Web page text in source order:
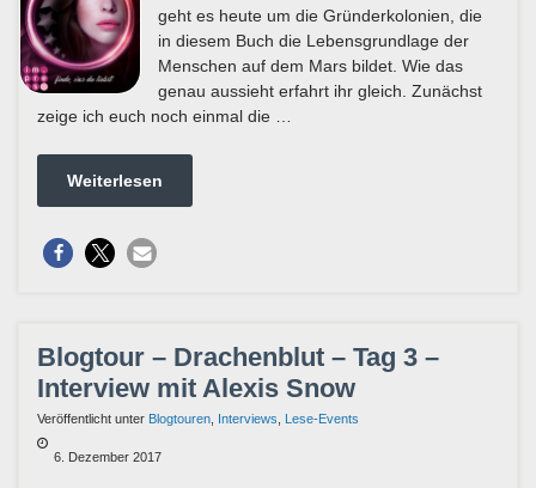
geht es heute um die Gründerkolonien, die
in diesem Buch die Lebensgrundlage der
Menschen auf dem Mars bildet. Wie das
genau aussieht erfahrt ihr gleich. Zunächst
zeige ich euch noch einmal die …
Weiterlesen
Blogtour – Drachenblut – Tag 3 –
Interview mit Alexis Snow
Veröffentlicht unter Blogtouren Interviews Lese-Events
6. Dezember 2017